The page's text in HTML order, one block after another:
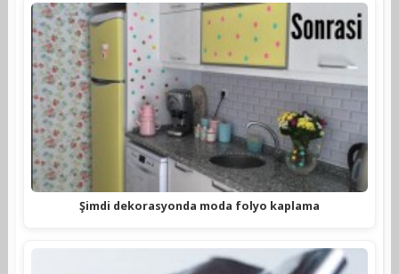
Şimdi dekorasyonda moda folyo kaplama